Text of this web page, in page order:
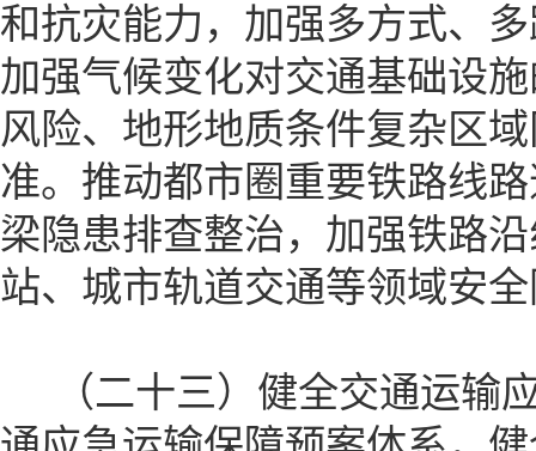
和抗灾能力，加强多方式、
加强气候变化对交通基础设
风险、地形地质条件复杂区
准。推动都市圈重要铁路线
梁隐患排查整治，加强铁路
站、城市轨道交通等领域安
（二十三）健全交通运输